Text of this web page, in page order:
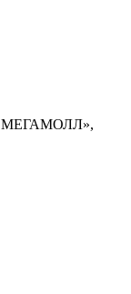
"МЕГАМОЛЛ»,